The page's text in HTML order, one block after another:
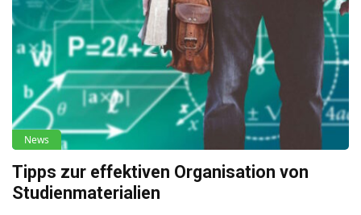
News
Tipps zur effektiven Organisation von
Studienmaterialien